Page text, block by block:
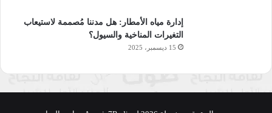
إدارة مياه الأمطار: هل مدننا مُصممة لاستيعاب
التغيرات المناخية والسيول؟
15 ديسمبر، 2025